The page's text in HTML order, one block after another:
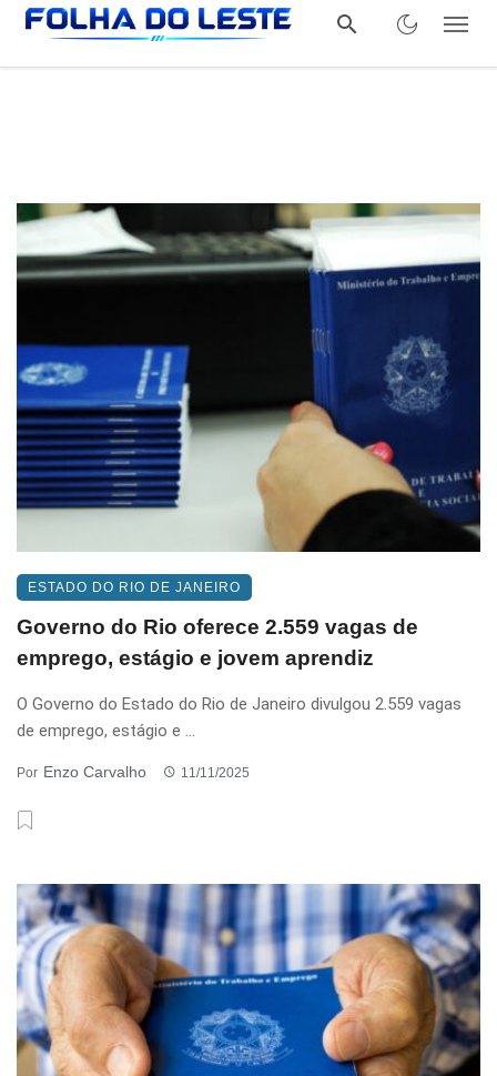
ESTADO DO RIO DE JANEIRO
Governo do Rio oferece 2.559 vagas de
emprego, estágio e jovem aprendiz
O Governo do Estado do Rio de Janeiro divulgou 2.559 vagas
de emprego, estágio e ...
Por Enzo Carvalho 11/11/2025